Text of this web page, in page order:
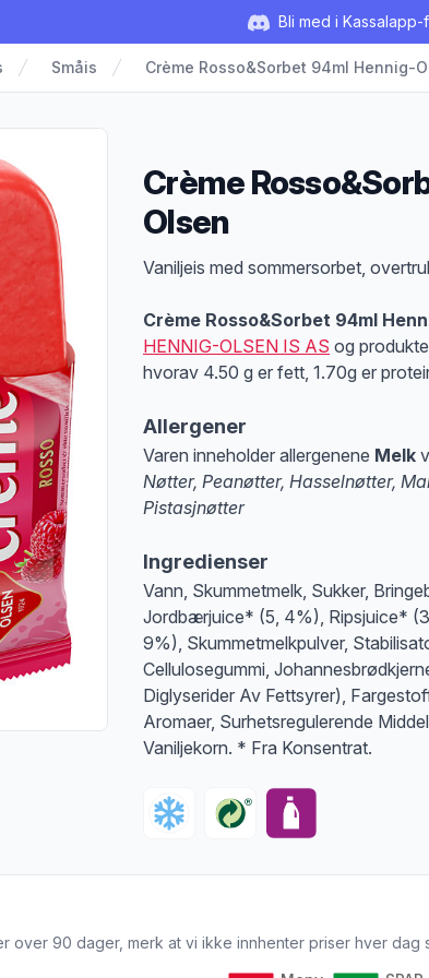
Bli med i
Småis Crème Rosso&Sorbet 94ml Hennig-
Crème
Olsen
Produktbeskrivelse
Vaniljeis med sommersorbet,
Crème Rosso&Sorbet 94ml
HENNIG-OLSEN IS AS og
hvorav 4.50 g er fett, 1.70g er
Allergener
Varen inneholder allergenene Melk
Nøtter, Peanøtter, Hasselnøtter,
Pistasjnøtter
Ingredienser
Vann, Skummetmelk, Sukker,
Jordbærjuice* (5, 4%), Ripsjuice*
9%), Skummetmelkpulver,
Cellulosegummi,
Diglyserider Av Fettsyrer),
Aromaer, Surhetsregulerende
Vaniljekorn. * Fra Konsentrat.
over 90 dager, merk at vi ikke innhenter priser hver dag